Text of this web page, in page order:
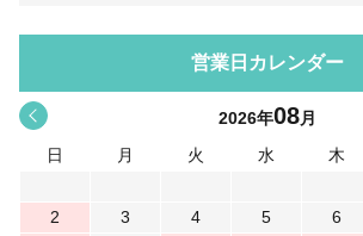
営業日カレンダー
< 2026年08月
日
月 火 水 木
2
3 4 5 6